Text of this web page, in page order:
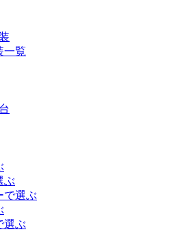
一覧
ぶ
で選ぶ
選ぶ